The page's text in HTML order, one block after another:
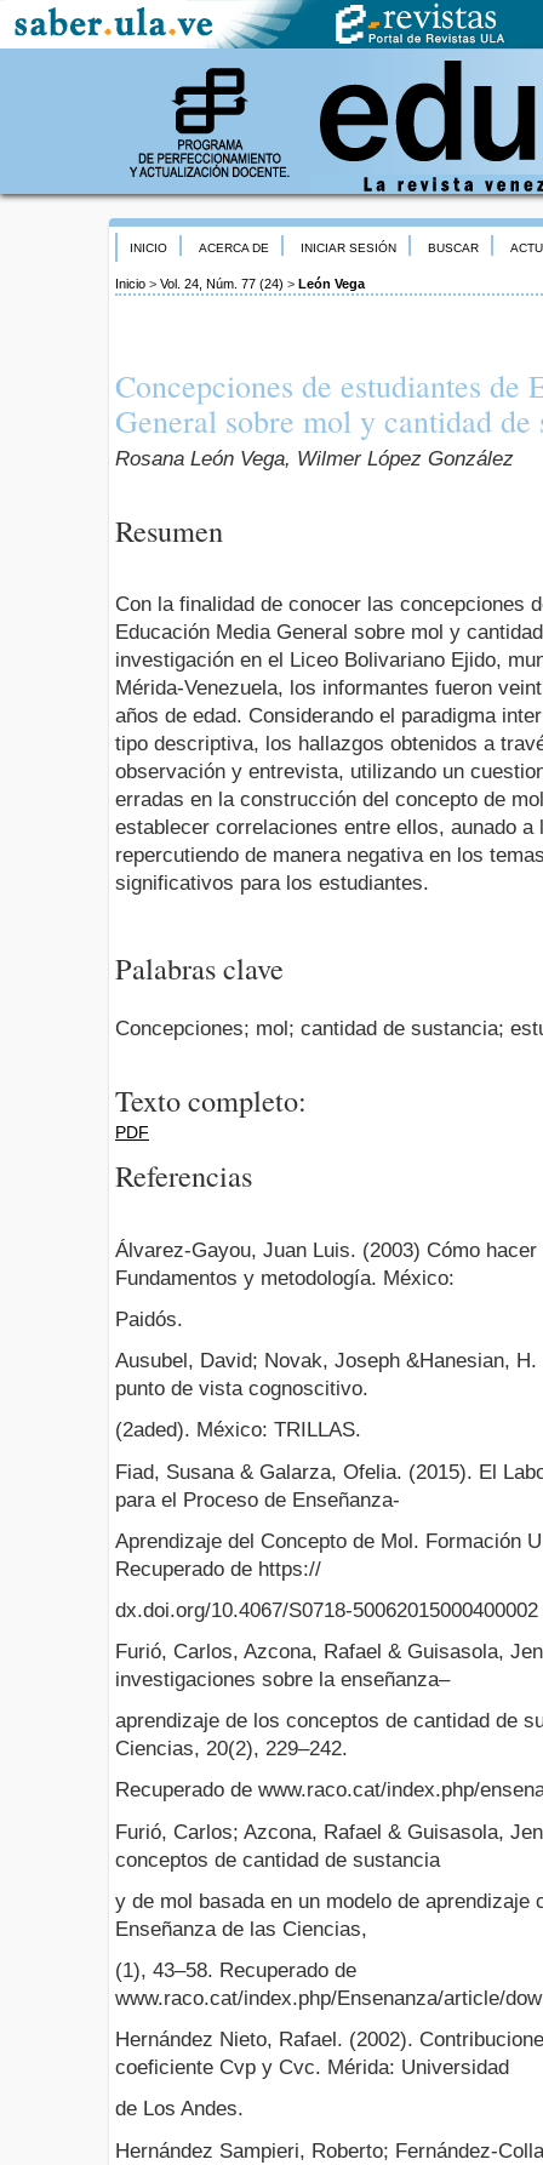
INICIO ACERCA DE INICIAR SESIÓN BUSCAR
Inicio > Vol. 24, Núm. 77 (24) > León Vega
Concepciones de estudiantes de
General sobre mol y cantidad de
Rosana León Vega, Wilmer López González
Resumen
Con la finalidad de conocer las concepciones
Educación Media General sobre mol y
investigación en el Liceo Bolivariano Ejido,
Mérida-Venezuela, los informantes fueron
años de edad. Considerando el paradigma
tipo descriptiva, los hallazgos obtenidos a
observación y entrevista, utilizando un
erradas en la construcción del concepto de
establecer correlaciones entre ellos, aunado
repercutiendo de manera negativa en los
significativos para los estudiantes.
Palabras clave
Concepciones; mol; cantidad de sustancia;
Texto completo:
PDF
Referencias
Álvarez-Gayou, Juan Luis. (2003) Cómo
Fundamentos y metodología. México:
Paidós.
Ausubel, David; Novak, Joseph &Hanesian,
punto de vista cognoscitivo.
(2aded). México: TRILLAS.
Fiad, Susana & Galarza, Ofelia. (2015). El
para el Proceso de Enseñanza-
Aprendizaje del Concepto de Mol. Formación
Recuperado de https://
dx.doi.org/10.4067/S0718-50062015000400002
Furió, Carlos, Azcona, Rafael & Guisasola,
investigaciones sobre la enseñanza–
aprendizaje de los conceptos de cantidad de
Ciencias, 20(2), 229–242.
Recuperado de www.raco.cat/index.php/
Furió, Carlos; Azcona, Rafael & Guisasola,
conceptos de cantidad de sustancia
y de mol basada en un modelo de aprendizaje
Enseñanza de las Ciencias,
(1), 43–58. Recuperado de
www.raco.cat/index.php/Ensenanza/article/
Hernández Nieto, Rafael. (2002).
coeficiente Cvp y Cvc. Mérida: Universidad
de Los Andes.
Hernández Sampieri, Roberto; Fernández-